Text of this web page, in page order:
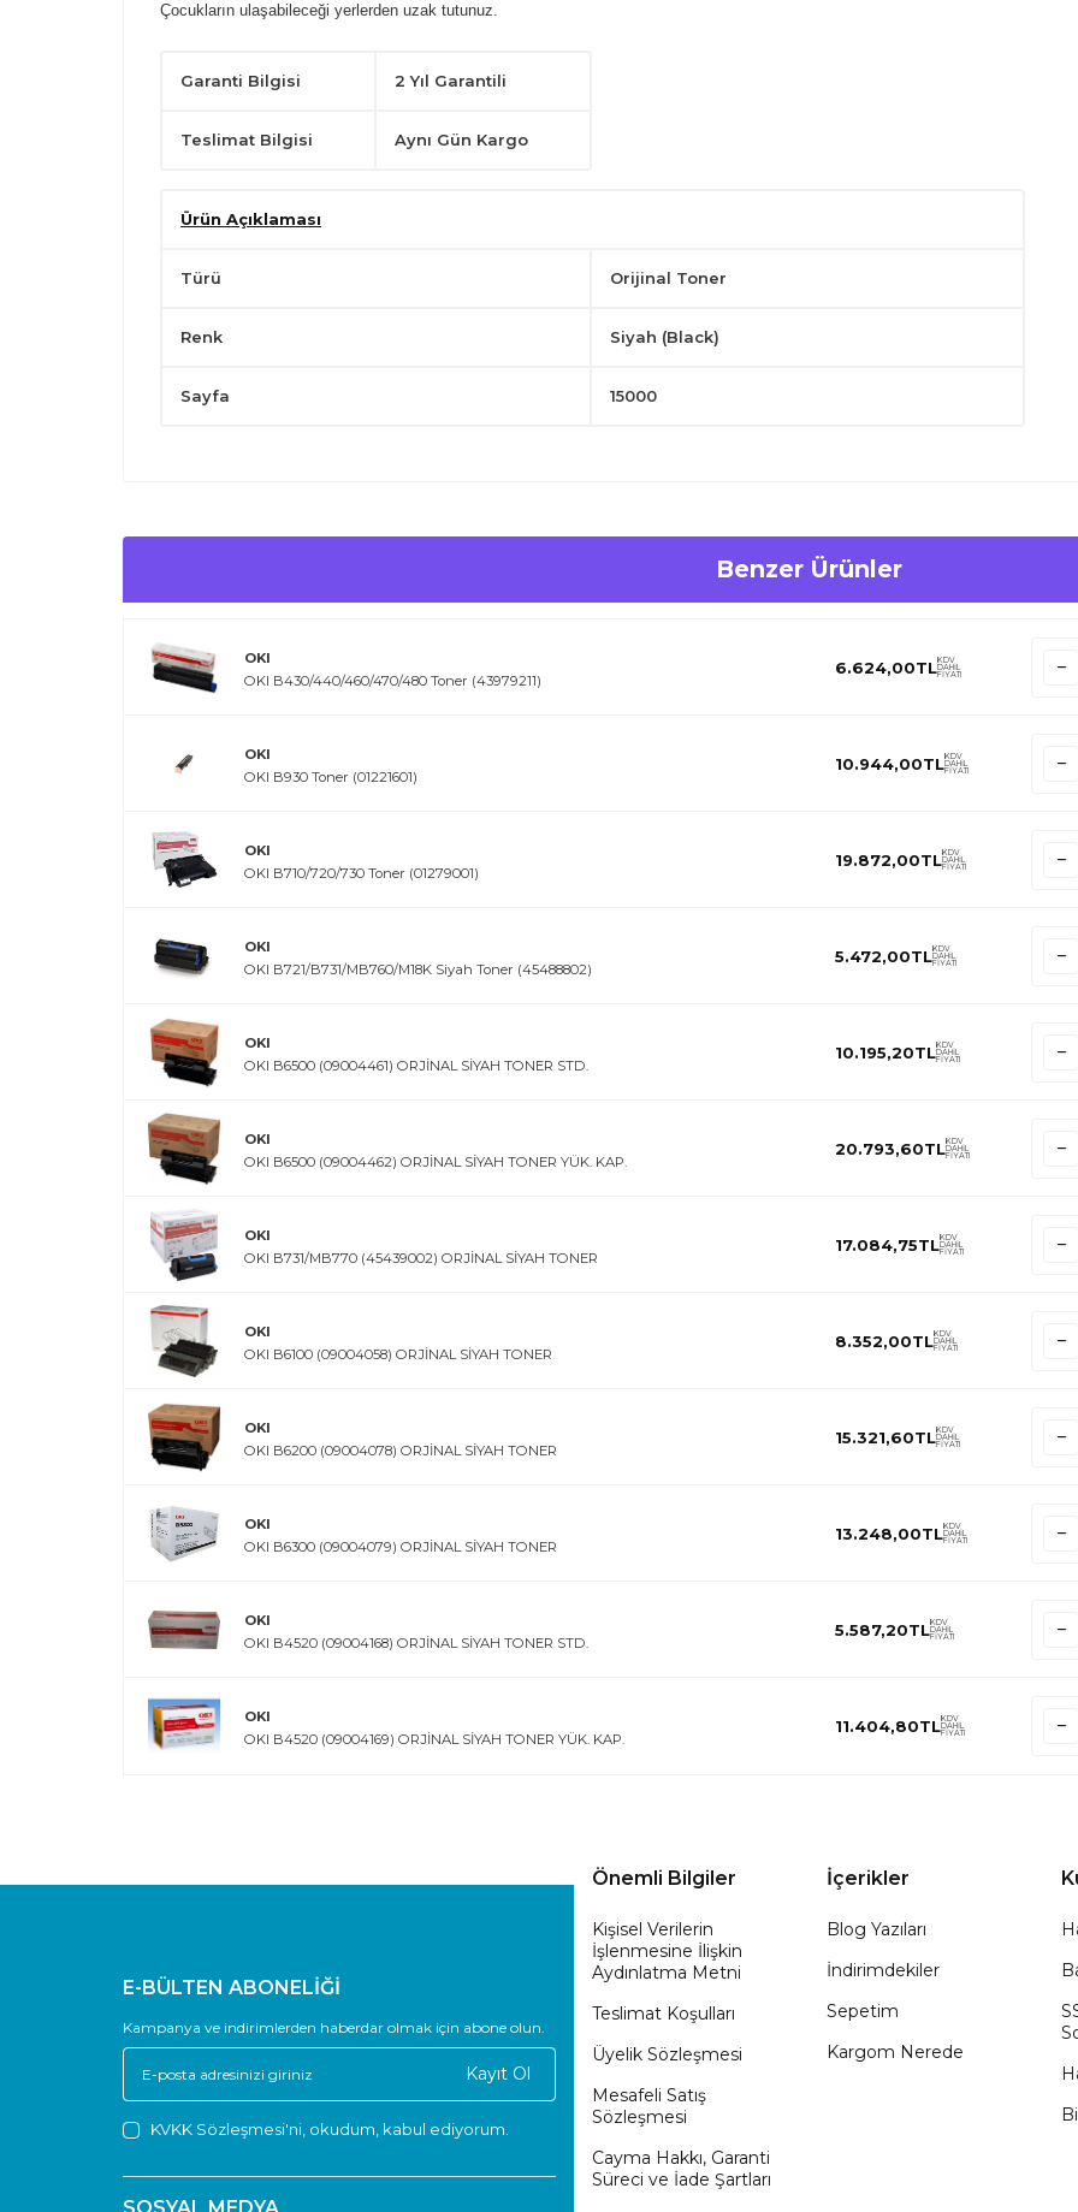
Çocukların ulaşabileceği yerlerden uzak tutunuz.
Garanti Bilgisi 2 Yıl Garantili
Teslimat Bilgisi Aynı Gün Kargo
Ürün Açıklaması
Türü Orijinal Toner
Renk Siyah (Black)
Sayfa 15000
Benzer Ürünler
OKI
OKI B430/440/460/470/480 Toner (43979211)
6.624,00TLKDV
DAHİL
FİYATI
OKI
OKI B930 Toner (01221601)
10.944,00TLKDV
DAHİL
FİYATI
OKI
OKI B710/720/730 Toner (01279001)
19.872,00TLKDV
DAHİL
FİYATI
OKI
OKI B721/B731/MB760/M18K Siyah Toner (45488802)
5.472,00TLKDV
DAHİL
FİYATI
OKI
OKI B6500 (09004461) ORJİNAL SİYAH TONER STD.
10.195,20TLKDV
DAHİL
FİYATI
OKI
OKI B6500 (09004462) ORJİNAL SİYAH TONER YÜK. KAP.
20.793,60TLKDV
DAHİL
FİYATI
OKI
OKI B731/MB770 (45439002) ORJİNAL SİYAH TONER
17.084,75TLKDV
DAHİL
FİYATI
OKI
OKI B6100 (09004058) ORJİNAL SİYAH TONER
8.352,00TLKDV
DAHİL
FİYATI
OKI
OKI B6200 (09004078) ORJİNAL SİYAH TONER
15.321,60TLKDV
DAHİL
FİYATI
OKI
OKI B6300 (09004079) ORJİNAL SİYAH TONER
13.248,00TLKDV
DAHİL
FİYATI
OKI
OKI B4520 (09004168) ORJİNAL SİYAH TONER STD.
5.587,20TLKDV
DAHİL
FİYATI
OKI
OKI B4520 (09004169) ORJİNAL SİYAH TONER YÜK. KAP.
11.404,80TLKDV
DAHİL
FİYATI
E-BÜLTEN ABONELİĞİ
Kampanya ve indirimlerden haberdar olmak için abone olun.
Kayıt Ol
KVKK Sözleşmesi'ni , okudum, kabul ediyorum.
SOSYAL MEDYA
Önemli Bilgiler
Kişisel Verilerin
İşlenmesine İlişkin
Aydınlatma Metni
Teslimat Koşulları
Üyelik Sözleşmesi
Mesafeli Satış
Sözleşmesi
Cayma Hakkı, Garanti
Süreci ve İade Şartları
İçerikler
Blog Yazıları
İndirimdekiler
Sepetim
Kargom Nerede